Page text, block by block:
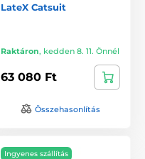
LateX Catsuit
Raktáron, kedden 8. 11. Önnél
63 080 Ft
Összehasonlítás
Ingyenes szállítás